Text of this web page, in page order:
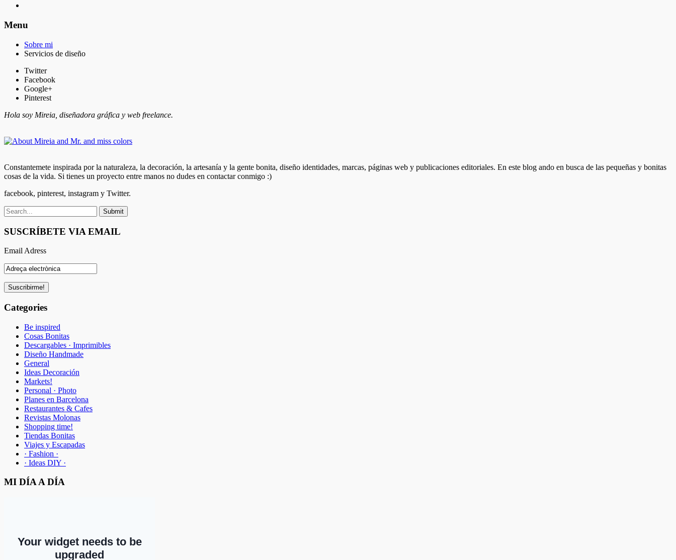
Menu
Sobre mi
Servicios de diseño
Twitter
Facebook
Google+
Pinterest
Hola soy Mireia, diseñadora gráfica y web freelance.
Constantemete inspirada por la naturaleza, la decoración, la artesanía y la gente bonita, diseño identidades, marcas, páginas web y publicaciones editoriales. En este blog ando en busca de las pequeñas y bonitas
cosas de la vida. Si tienes un proyecto entre manos no dudes en contactar conmigo :)
facebook, pinterest, instagram y Twitter.
SUSCRÍBETE VIA EMAIL
Email Adress
Categories
Be inspired
Cosas Bonitas
Descargables · Imprimibles
Diseño Handmade
General
Ideas Decoración
Markets!
Personal · Photo
Planes en Barcelona
Restaurantes & Cafes
Revistas Molonas
Shopping time!
Tiendas Bonitas
Viajes y Escapadas
· Fashion ·
· Ideas DIY ·
MI DÍA A DÍA